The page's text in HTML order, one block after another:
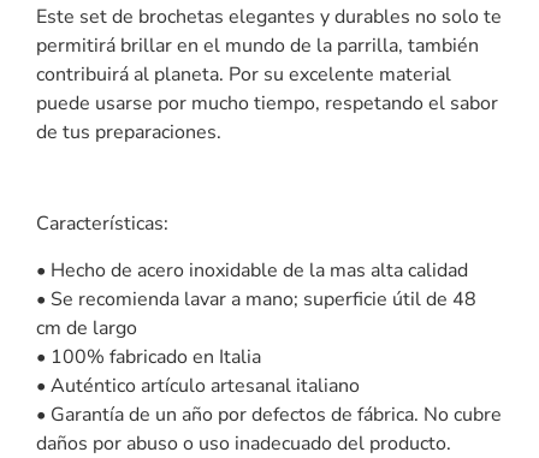
Este set de brochetas elegantes y durables no solo te
permitirá brillar en el mundo de la parrilla, también
contribuirá al planeta. Por su excelente material
puede usarse por mucho tiempo, respetando el sabor
de tus preparaciones.
Características:
• Hecho de acero inoxidable de la mas alta calidad
• Se recomienda lavar a mano; superficie útil de 48
cm de largo
• 100% fabricado en Italia
• Auténtico artículo artesanal italiano
• Garantía de un año por defectos de fábrica. No cubre
daños por abuso o uso inadecuado del producto.